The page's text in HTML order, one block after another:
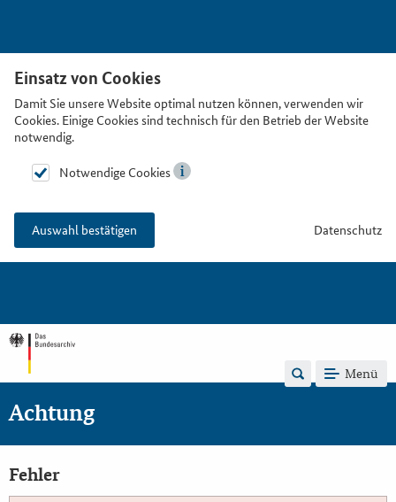
Einsatz von Cookies
Damit Sie unsere Website optimal nutzen können, verwenden wir
Cookies. Einige Cookies sind technisch für den Betrieb der Website
notwendig.
Notwendige Cookies
Auswahl bestätigen Datenschutz
Menü
Achtung
Fehler